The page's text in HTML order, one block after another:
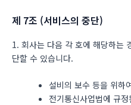
제 7조 (서비스의 중단)
1. 회사는 다음 각 호에 해당하는
단할 수 있습니다.
설비의 보수 등을 위하
전기통신사업법에 규